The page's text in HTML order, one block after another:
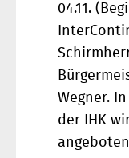
04.11.
Wegner.
der IHK